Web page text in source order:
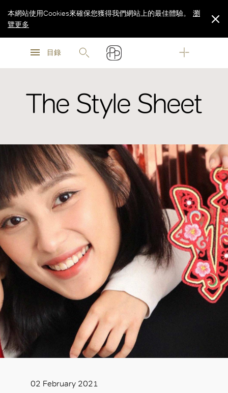
瀏
目錄
本網站使用Cookies來確保您獲得我們網站上的最佳體驗。
瀏
覽更多
The Style Sheet
02 February 2021